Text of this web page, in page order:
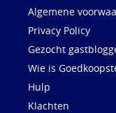
Algemene
Privacy Policy
Gezocht
Wie is
Hulp
Klachten